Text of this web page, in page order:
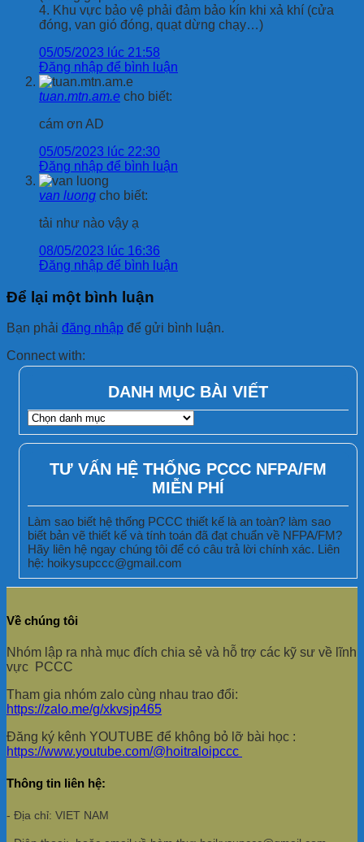
4. Khu vực bảo vệ phải đảm bảo kín khi xả khí (cửa
đóng, van gió đóng, quạt dừng chạy…)
05/05/2023 lúc 21:58
Đăng nhập để bình luận
tuan.mtn.am.e cho biết:
cám ơn AD
05/05/2023 lúc 22:30
Đăng nhập để bình luận
van luong cho biết:
tải như nào vậy ạ
08/05/2023 lúc 16:36
Đăng nhập để bình luận
Để lại một bình luận
Bạn phải đăng nhập để gửi bình luận.
Connect with:
DANH MỤC BÀI VIẾT
DANH
MỤC
BÀI
VIẾTTƯ VẤN HỆ THỐNG PCCC NFPA/FM
MIỄN PHÍ
Làm sao biết hệ thống PCCC thiết kế là an toàn? làm sao
biết bản vẽ thiết kế và tính toán đã đạt chuẩn về NFPA/FM?
Hãy liên hệ ngay chúng tôi để có câu trả lời chính xác. Liên
hệ: hoikysupccc@gmail.com
Về chúng tôi
Nhóm lập ra nhà mục đích chia sẻ và hỗ trợ các kỹ sư về lĩnh
vực PCCC
Tham gia nhóm zalo cùng nhau trao đổi:
https://zalo.me/g/xkvsjp465
Đăng ký kênh YOUTUBE để không bỏ lỡ bài học :
https://www.youtube.com/@hoitraloipccc
Thông tin liên hệ:
- Địa chỉ: VIET NAM